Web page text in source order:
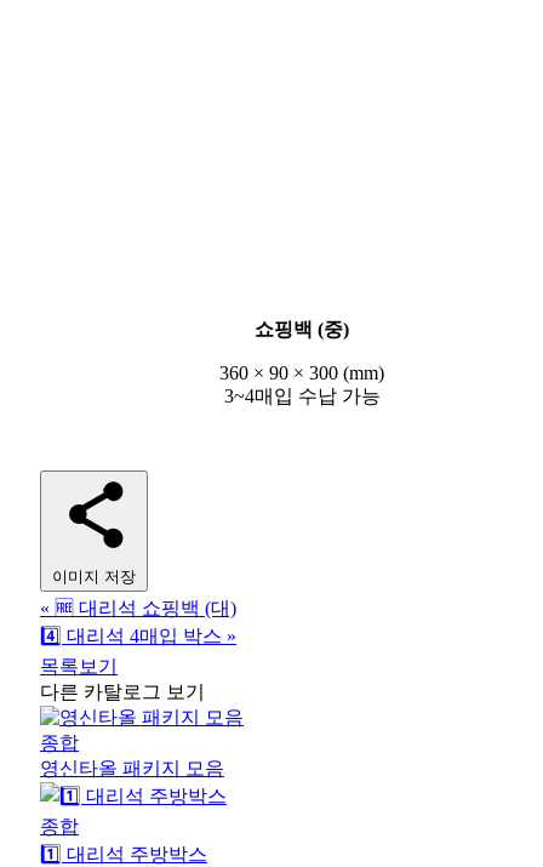
쇼핑백 (중)
360 × 90 × 300 (mm)
3~4매입 수납 가능
이미지 저장
« 🆓 대리석 쇼핑백 (대)
4️⃣ 대리석 4매입 박스 »
목록보기
다른 카탈로그 보기
종합
영신타올 패키지 모음
종합
1️⃣ 대리석 주방박스